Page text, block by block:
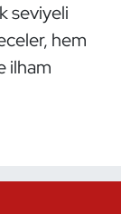
seviyeli
hem
ilham